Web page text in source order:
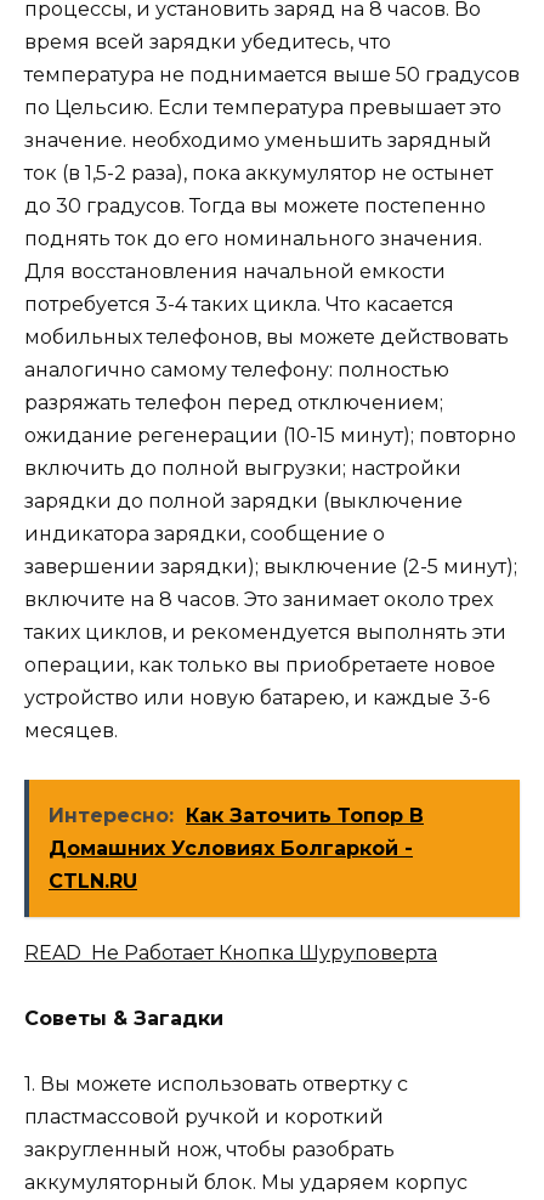
процессы, и установить заряд на 8 часов. Во
время всей зарядки убедитесь, что
температура не поднимается выше 50 градусов
по Цельсию. Если температура превышает это
значение. необходимо уменьшить зарядный
ток (в 1,5-2 раза), пока аккумулятор не остынет
до 30 градусов. Тогда вы можете постепенно
поднять ток до его номинального значения.
Для восстановления начальной емкости
потребуется 3-4 таких цикла. Что касается
мобильных телефонов, вы можете действовать
аналогично самому телефону: полностью
разряжать телефон перед отключением;
ожидание регенерации (10-15 минут); повторно
включить до полной выгрузки; настройки
зарядки до полной зарядки (выключение
индикатора зарядки, сообщение о
завершении зарядки); выключение (2-5 минут);
включите на 8 часов. Это занимает около трех
таких циклов, и рекомендуется выполнять эти
операции, как только вы приобретаете новое
устройство или новую батарею, и каждые 3-6
месяцев.
Интересно: Как Заточить Топор В
Домашних Условиях Болгаркой -
CTLN.RU
READ Не Работает Кнопка Шуруповерта
Советы & Загадки
1. Вы можете использовать отвертку с
пластмассовой ручкой и короткий
закругленный нож, чтобы разобрать
аккумуляторный блок. Мы ударяем корпус